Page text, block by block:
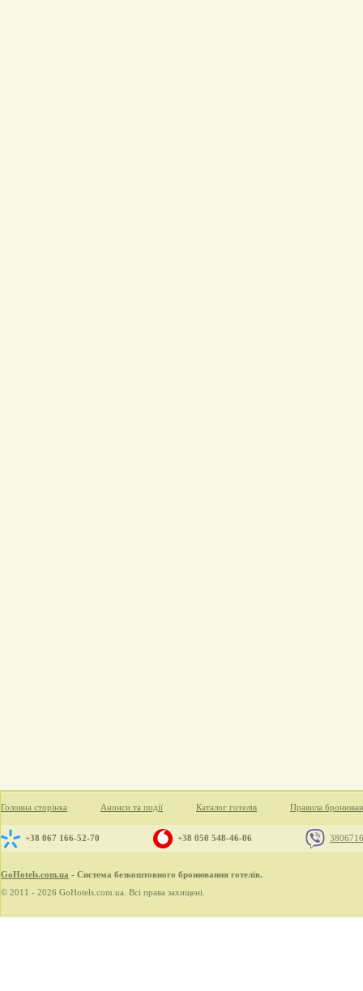
Головна сторінка Анонси та події Каталог готелів Правила
+38 067 166-52-70 +38 050 548-46-06
GoHotels.com.ua - Система безкоштовного бронювання готелів.
© 2011 - 2026 GoHotels.com.ua. Всі права захищені.